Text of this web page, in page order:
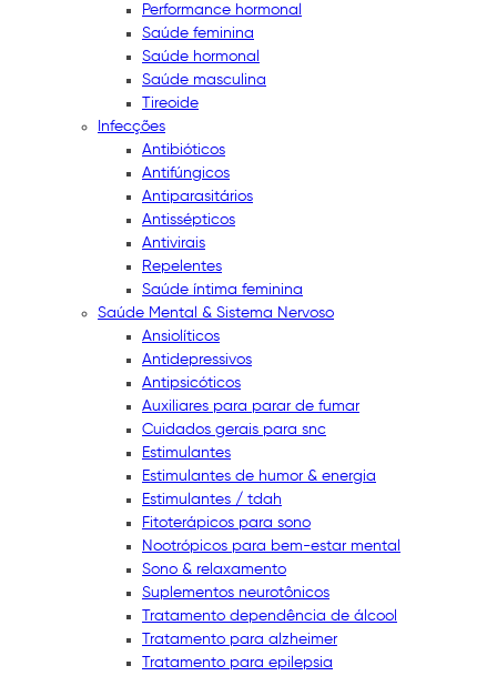
Performance hormonal
Saúde feminina
Saúde hormonal
Saúde masculina
Tireoide
Infecções
Antibióticos
Antifúngicos
Antiparasitários
Antissépticos
Antivirais
Repelentes
Saúde íntima feminina
Saúde Mental & Sistema Nervoso
Ansiolíticos
Antidepressivos
Antipsicóticos
Auxiliares para parar de fumar
Cuidados gerais para snc
Estimulantes
Estimulantes de humor & energia
Estimulantes / tdah
Fitoterápicos para sono
Nootrópicos para bem-estar mental
Sono & relaxamento
Suplementos neurotônicos
Tratamento dependência de álcool
Tratamento para alzheimer
Tratamento para epilepsia